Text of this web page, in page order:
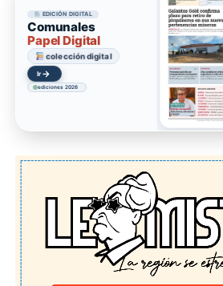
EDICIÓN DIGITAL
Comunales
Papel Digital
colección digital
Ir →
ediciones 2026